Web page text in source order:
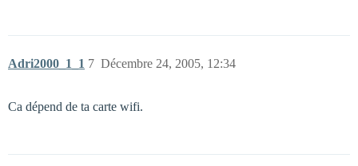
Adri2000_1_1 Décembre 24, 2005, 12:34
7
Ca dépend de ta carte wifi.